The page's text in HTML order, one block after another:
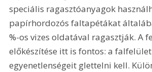
speciális ragasztóanyagok
papírhordozós faltapétákat
%-os vizes oldatával ragasztják. A
előkészítése itt is fontos: a falfelület
egyenetlenségeit glettelni kell.